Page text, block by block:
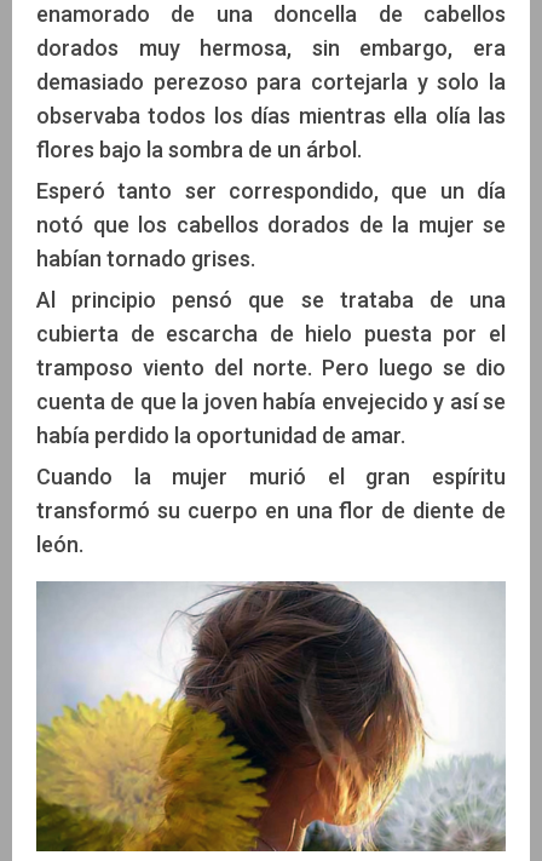
enamorado de una doncella de cabellos
dorados muy hermosa, sin embargo, era
demasiado perezoso para cortejarla y solo la
observaba todos los días mientras ella olía las
flores bajo la sombra de un árbol.
Esperó tanto ser correspondido, que un día
notó que los cabellos dorados de la mujer se
habían tornado grises.
Al principio pensó que se trataba de una
cubierta de escarcha de hielo puesta por el
tramposo viento del norte. Pero luego se dio
cuenta de que la joven había envejecido y así se
había perdido la oportunidad de amar.
Cuando la mujer murió el gran espíritu
transformó su cuerpo en una flor de diente de
león.